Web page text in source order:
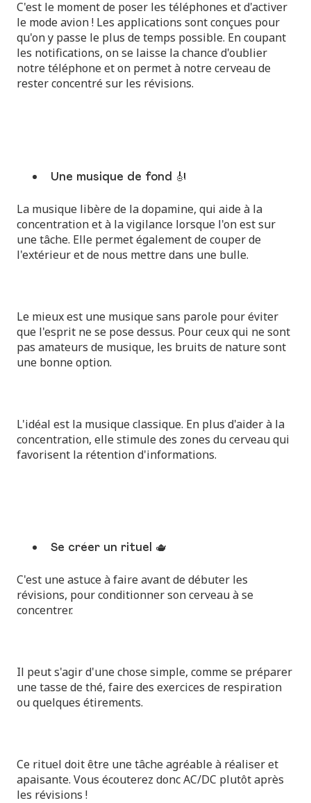
C'est le moment de poser les téléphones et d'activer
le mode avion ! Les applications sont conçues pour
qu'on y passe le plus de temps possible. En coupant
les notifications, on se laisse la chance d'oublier
notre téléphone et on permet à notre cerveau de
rester concentré sur les révisions.
Une musique de fond 🎻
La musique libère de la dopamine, qui aide à la
concentration et à la vigilance lorsque l'on est sur
une tâche. Elle permet également de couper de
l'extérieur et de nous mettre dans une bulle.
Le mieux est une musique sans parole pour éviter
que l'esprit ne se pose dessus. Pour ceux qui ne sont
pas amateurs de musique, les bruits de nature sont
une bonne option.
L'idéal est la musique classique. En plus d'aider à la
concentration, elle stimule des zones du cerveau qui
favorisent la rétention d'informations.
Se créer un rituel 🫖
C'est une astuce à faire avant de débuter les
révisions, pour conditionner son cerveau à se
concentrer.
Il peut s'agir d'une chose simple, comme se préparer
une tasse de thé, faire des exercices de respiration
ou quelques étirements.
Ce rituel doit être une tâche agréable à réaliser et
apaisante. Vous écouterez donc AC/DC plutôt après
les révisions !